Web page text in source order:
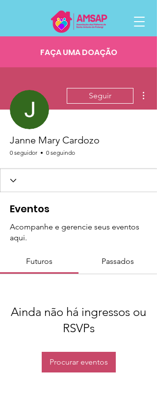
FAÇA UMA DOAÇÃO
Seguir
Janne Mary Cardozo
0 seguidor 0 seguindo
Eventos
Acompanhe e gerencie seus eventos
aqui.
Futuros Passados
Ainda não há ingressos ou
RSVPs
Procurar eventos